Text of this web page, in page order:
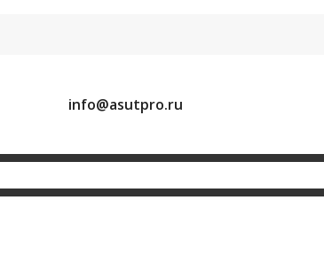
info@asutpro.ru